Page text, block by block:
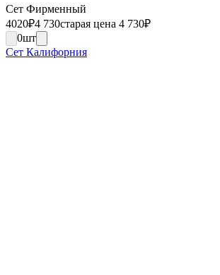
Сет Фирменный
4020₽4 730старая цена 4 730₽
0шт
Сет Калифорния